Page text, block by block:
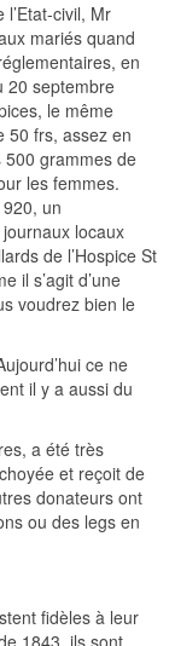
civil, Mr
mariés quand
en
20 septembre
le même
50 frs, assez en
grammes de
les femmes.
un
locaux
de l’Hospice St
il s’agit d’une
voudrez bien le
ce ne
il y a aussi du
a été très
et reçoit de
donateurs ont
ou des legs en
fidèles à leur
1843, ils sont